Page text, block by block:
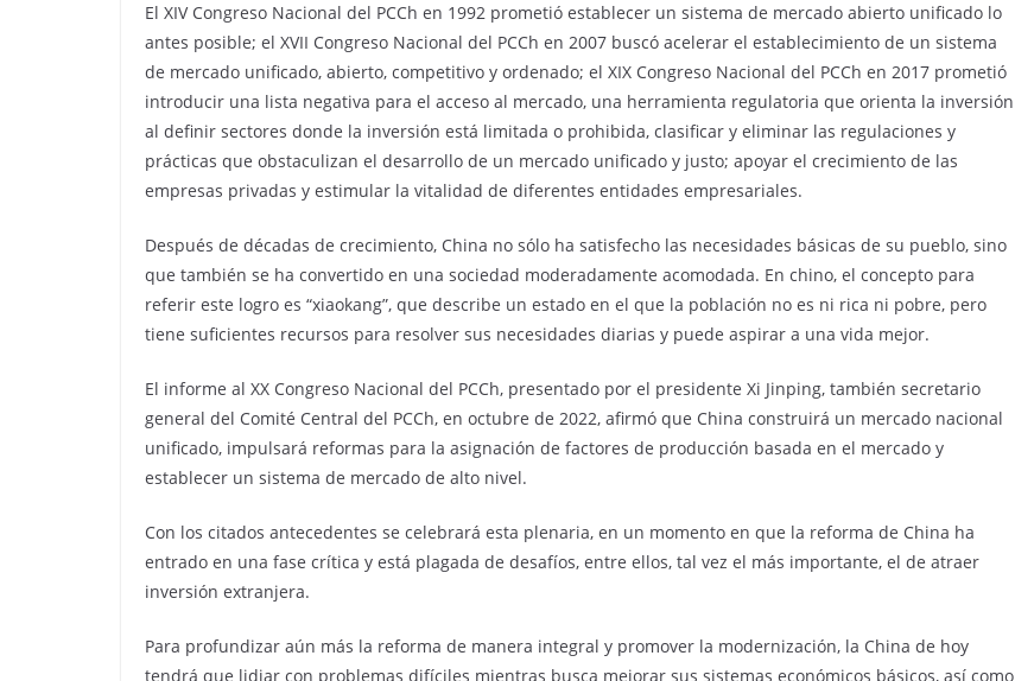
El XIV Congreso Nacional del PCCh en 1992 prometió establecer un sistema de mercado abierto unificado lo
antes posible; el XVII Congreso Nacional del PCCh en 2007 buscó acelerar el establecimiento de un sistema
de mercado unificado, abierto, competitivo y ordenado; el XIX Congreso Nacional del PCCh en 2017 prometió
introducir una lista negativa para el acceso al mercado, una herramienta regulatoria que orienta la inversión
al definir sectores donde la inversión está limitada o prohibida, clasificar y eliminar las regulaciones y
prácticas que obstaculizan el desarrollo de un mercado unificado y justo; apoyar el crecimiento de las
empresas privadas y estimular la vitalidad de diferentes entidades empresariales.
Después de décadas de crecimiento, China no sólo ha satisfecho las necesidades básicas de su pueblo, sino
que también se ha convertido en una sociedad moderadamente acomodada. En chino, el concepto para
referir este logro es “xiaokang”, que describe un estado en el que la población no es ni rica ni pobre, pero
tiene suficientes recursos para resolver sus necesidades diarias y puede aspirar a una vida mejor.
El informe al XX Congreso Nacional del PCCh, presentado por el presidente Xi Jinping, también secretario
general del Comité Central del PCCh, en octubre de 2022, afirmó que China construirá un mercado nacional
unificado, impulsará reformas para la asignación de factores de producción basada en el mercado y
establecer un sistema de mercado de alto nivel.
Con los citados antecedentes se celebrará esta plenaria, en un momento en que la reforma de China ha
entrado en una fase crítica y está plagada de desafíos, entre ellos, tal vez el más importante, el de atraer
inversión extranjera.
Para profundizar aún más la reforma de manera integral y promover la modernización, la China de hoy
tendrá que lidiar con problemas difíciles mientras busca mejorar sus sistemas económicos básicos, así como